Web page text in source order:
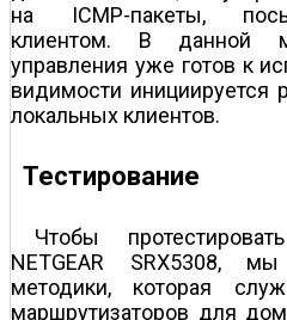
на ICMP-пакеты,
клиентом. В данной
управления уже готов к
видимости инициируется
локальных клиентов.
Тестирование
Чтобы
NETGEAR SRX5308,
методики, которая
маршрутизаторов для